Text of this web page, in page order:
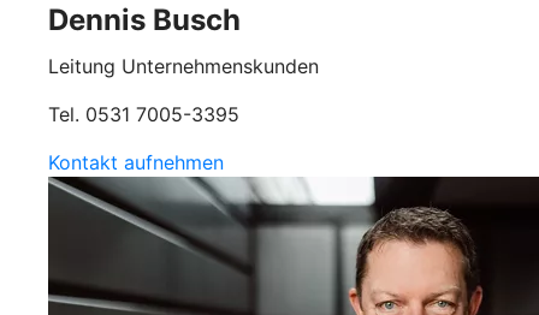
Dennis Busch
Leitung Unternehmenskunden
Tel. 0531 7005-3395
Kontakt aufnehmen